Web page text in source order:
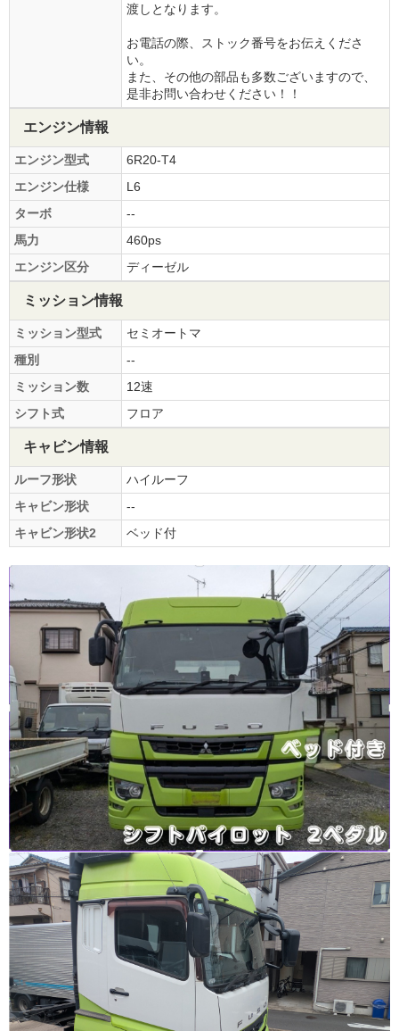
渡しとなります。
お電話の際、ストック番号をお伝えくださ
い。
また、その他の部品も多数ございますので、
是非お問い合わせください！！
エンジン情報
エンジン型式
6R20-T4
エンジン仕様
L6
ターボ
--
馬力
460ps
エンジン区分
ディーゼル
ミッション情報
ミッション型式
セミオートマ
種別
--
ミッション数
12速
シフト式
フロア
キャビン情報
ルーフ形状
ハイルーフ
キャビン形状
--
キャビン形状2
ベッド付